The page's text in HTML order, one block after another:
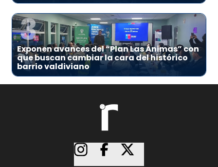
3
Exponen avances del “Plan Las Ánimas” con
que buscan cambiar la cara del histórico
barrio valdiviano